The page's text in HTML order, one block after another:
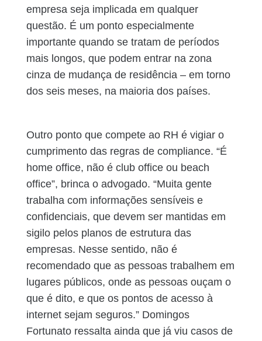
empresa seja implicada em qualquer
questão. É um ponto especialmente
importante quando se tratam de períodos
mais longos, que podem entrar na zona
cinza de mudança de residência – em torno
dos seis meses, na maioria dos países.
Outro ponto que compete ao RH é vigiar o
cumprimento das regras de compliance. “É
home office, não é club office ou beach
office”, brinca o advogado. “Muita gente
trabalha com informações sensíveis e
confidenciais, que devem ser mantidas em
sigilo pelos planos de estrutura das
empresas. Nesse sentido, não é
recomendado que as pessoas trabalhem em
lugares públicos, onde as pessoas ouçam o
que é dito, e que os pontos de acesso à
internet sejam seguros.” Domingos
Fortunato ressalta ainda que já viu casos de